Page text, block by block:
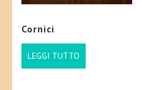
Cornici
LEGGI TUTTO